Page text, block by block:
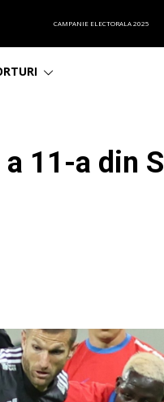
CAMPANIE ELECTORALA 2025
11-a din